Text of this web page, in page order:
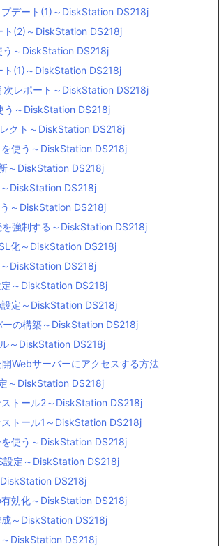
デート(1)～DiskStation DS218j
ト(2)～DiskStation DS218j
～DiskStation DS218j
ト(1)～DiskStation DS218j
次レポート～DiskStation DS218j
う～DiskStation DS218j
クト～DiskStation DS218j
使う～DiskStation DS218j
～DiskStation DS218j
DiskStation DS218j
～DiskStation DS218j
強制する～DiskStation DS218j
化～DiskStation DS218j
DiskStation DS218j
～DiskStation DS218j
定～DiskStation DS218j
ーの構築～DiskStation DS218j
～DiskStation DS218j
Webサーバーにアクセスする方法
～DiskStation DS218j
トール2～DiskStation DS218j
トール1～DiskStation DS218j
を使う～DiskStation DS218j
定～DiskStation DS218j
DS218j
効化～DiskStation DS218j
～DiskStation DS218j
DiskStation DS218j